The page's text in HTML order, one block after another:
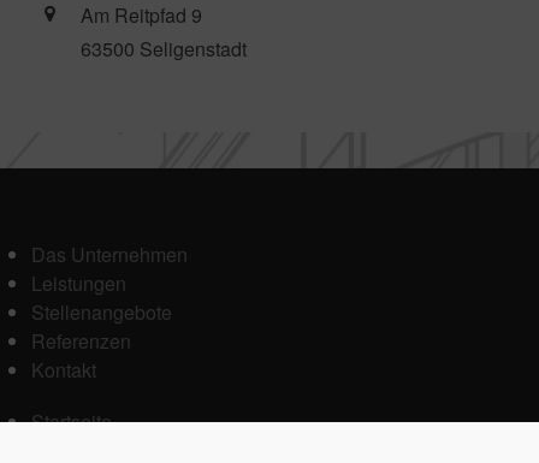
Am Reitpfad 9
63500 Seligenstadt
Das Unternehmen
Leistungen
Stellenangebote
Referenzen
Kontakt
Startseite